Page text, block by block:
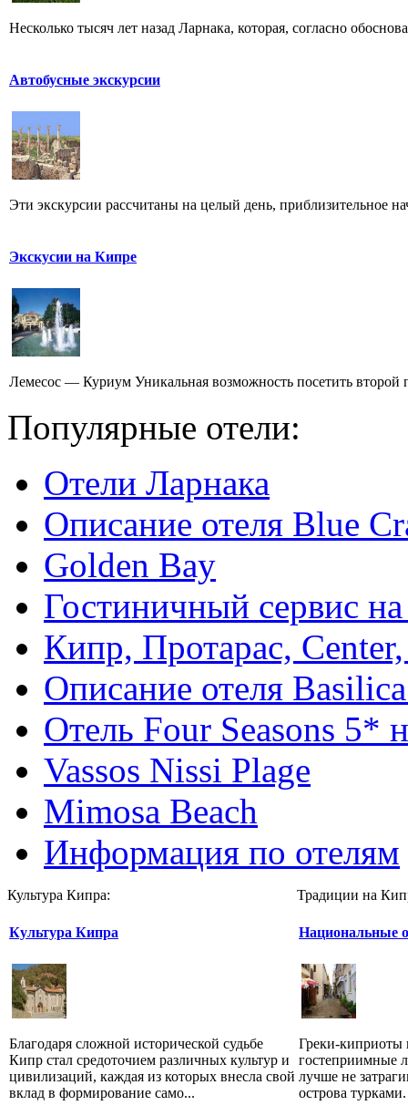
Несколько тысяч лет назад Ларнака, которая, согласно
Автобусные экскурсии
Эти экскурсии рассчитаны на целый день, приблизительное
Экскусии на Кипре
Лемесос — Куриум Уникальная возможность посетить
Популярные отели:
Отели Ларнака
Описание отеля Blue
Golden Bay
Гостиничный сервис
Кипр, Протарас,
Описание отеля
Отель Four Seasons 5*
Vassos Nissi Plage
Mimosa Beach
Информация по отелям
Культура Кипра:
Культура Кипра
Благодаря сложной исторической судьбе
Кипр стал средоточием различных культур и
цивилизаций, каждая из которых внесла свой
вклад в формирование само...
Традиции на
Национальные
Греки-киприоты
гостеприимные
лучше не
острова